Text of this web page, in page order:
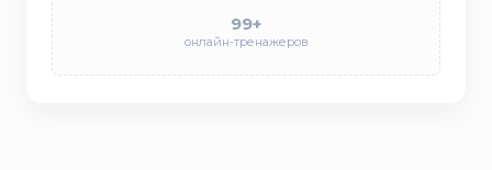
99+
онлайн-тренажеров